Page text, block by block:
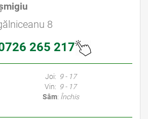
8
265 217
Specializati Bucuresti • Avocat Bun Bucuresti • Avocat Bucuresti • Bucuresti Avocat • Avocat
Joi: 9 - 17
Vin: 9 - 17
Sâm: Închis